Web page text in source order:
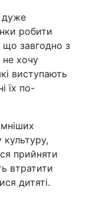
дуже
робити
що завгодно з
хочу
виступають
їх по-
прийняти
втратити
дитяті.